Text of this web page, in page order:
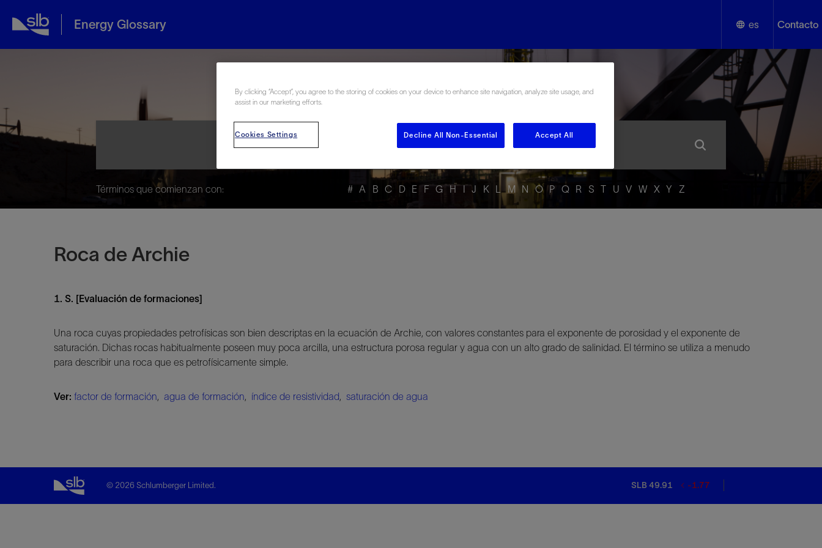
Energy Glossary es
English
Español
Contacto
Energy Glossary en Español
Términos que comienzan con: # A B C D E F G H I J K L M N O P Q R S T U V W X Y Z
Roca de Archie
1. S. [Evaluación de formaciones]
Una roca cuyas propiedades petrofísicas son bien descriptas en la ecuación de Archie, con valores constantes para el exponente de porosidad y el exponente de
saturación. Dichas rocas habitualmente poseen muy poca arcilla, una estructura porosa regular y agua con un alto grado de salinidad. El término se utiliza a menudo
para describir una roca que es petrofísicamente simple.
Ver: factor de formación, agua de formación, índice de resistividad, saturación de agua
© 2026 Schlumberger Limited. SLB 49.91 -1.77
By clicking “Accept”, you agree to the storing of cookies on your device to enhance site navigation, analyze site usage, and
assist in our marketing efforts.
Cookies Settings Decline All Non-Essential Accept All